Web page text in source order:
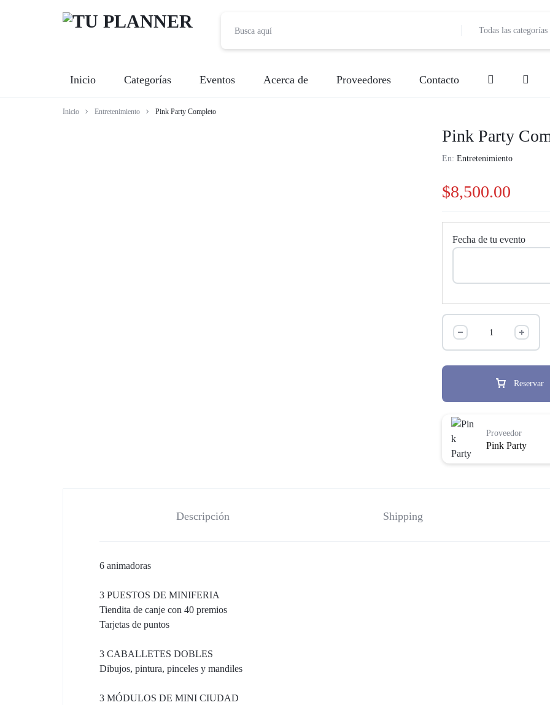
PLANNER
Todas las categorías
Inicio Categorías
Decoración de Evento
Lugar de Evento
Pastelería y Repostería
Snacks
Eventos Acerca de Proveedores
Fotografía
Música
Servicios de Comida (Carretas) Snacks
Contacto
Inicio Entretenimiento Pink Party Completo
Pink Party
En:Entretenimiento
$8,500.00
Fecha de tu evento
Reservar
Pink Party
Proveedor
Descripción Shipping
6 animadoras
3 PUESTOS DE MINIFERIA
Tiendita de canje con 40 premios
Tarjetas de puntos
3 CABALLETES DOBLES
Dibujos, pintura, pinceles y mandiles
3 MÓDULOS DE MINI CIUDAD